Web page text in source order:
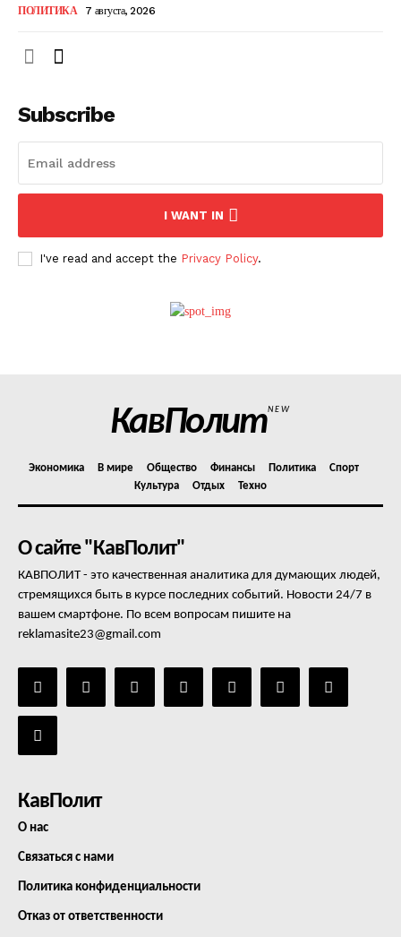
О нас
Политика конфиденциальности
ПОЛИТИКА 7 августа, 2026
Subscribe
I WANT IN
I've read and accept the Privacy Policy.
КавПолитNEW
Экономика В мире Общество Финансы Политика
Спорт
Культура
Отдых Техно
О сайте "КавПолит"
КАВПОЛИТ - это качественная аналитика для думающих людей,
стремящихся быть в курсе последних событий. Новости 24/7 в
вашем смартфоне. По всем вопросам пишите на
reklamasite23@gmail.com
КавПолит
О нас
Связаться с нами
Политика конфиденциальности
Отказ от ответственности